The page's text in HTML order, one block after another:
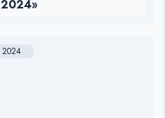
2024